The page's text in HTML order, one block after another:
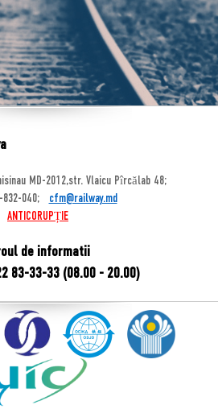
MD-2012,str. Vlaicu Pîrcălab 48;
832-040;
cfm@railway.md
ANTICORUPȚIE
de informatii
83-33-33 (08.00 - 20.00)